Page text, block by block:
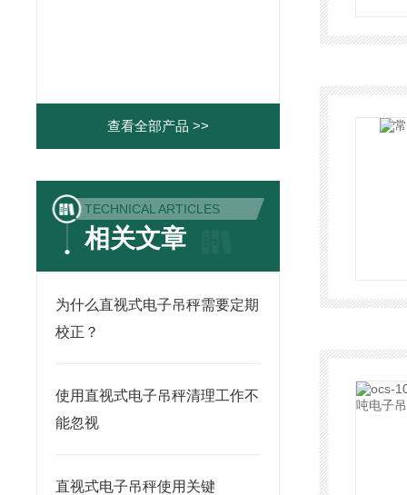
查看全部产品 >>
TECHNICAL ARTICLES
相关文章
为什么直视式电子吊秤需要定期
校正？
使用直视式电子吊秤清理工作不
能忽视
直视式电子吊秤使用关键